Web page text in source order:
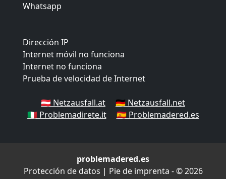
Whatsapp
Dirección IP
Internet móvil no funciona
Internet no funciona
Prueba de velocidad de Internet
🇦🇹 Netzausfall.at
🇩🇪 Netzausfall.net
🇮🇹 Problemadirete.it
🇪🇸 Problemadered.es
problemadered.es
Protección de datos | Pie de imprenta - © 2026